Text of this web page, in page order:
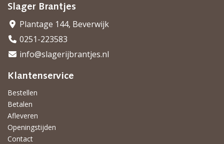
Slager Brantjes
Plantage 144, Beverwijk
0251-223583
info@slagerijbrantjes.nl
Klantenservice
Bestellen
Betalen
Afleveren
Openingstijden
Contact